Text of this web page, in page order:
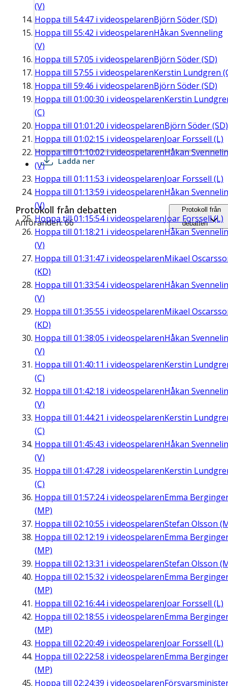
(V)
Hoppa till 54:47 i videospelarenBjörn Söder (SD)
Hoppa till 55:42 i videospelarenHåkan Svenneling
(V)
Hoppa till 57:05 i videospelarenBjörn Söder (SD)
Hoppa till 57:55 i videospelarenKerstin Lundgren
Hoppa till 59:46 i videospelarenBjörn Söder (SD)
Hoppa till 01:00:30 i videospelarenKerstin
(C)
Hoppa till 01:01:20 i videospelarenBjörn Söder (SD)
Hoppa till 01:02:15 i videospelarenJoar Forssell (L)
Hoppa till01:10:02i videospelarenHåkan
(V)
Hoppa till 01:11:53 i videospelarenJoar Forssell (L)
Hoppa till 01:13:59 i videospelarenHåkan
(V)
Hoppa till01:15:54i videospelarenJoar Forssell (L)
Hoppa till 01:18:21 i videospelarenHåkan
(V)
Hoppa till 01:31:47 i videospelarenMikael
(KD)
Hoppa till 01:33:54i videospelarenHåkan
(V)
Hoppa till 01:35:55 i videospelarenMikael
(KD)
Hoppa till 01:38:05 i videospelarenHåkan
(V)
Hoppa till 01:40:11 i videospelarenKerstin
(C)
Hoppa till 01:42:18 i videospelarenHåkan
(V)
Hoppa till 01:44:21 i videospelarenKerstin
(C)
Hoppa till 01:45:43 i videospelarenHåkan
(V)
Hoppa till 01:47:28 i videospelarenKerstin
(C)
Hoppa till 01:57:24i videospelarenEmma
(MP)
Hoppa till 02:10:55 i videospelarenStefan Olsson
Hoppa till 02:12:19 i videospelarenEmma
(MP)
Hoppa till 02:13:31 i videospelarenStefan Olsson
Hoppa till 02:15:32 i videospelarenEmma
(MP)
Hoppa till 02:16:44i videospelarenJoar Forssell (L)
Hoppa till 02:18:55 i videospelarenEmma
(MP)
Hoppa till 02:20:49 i videospelarenJoar Forssell (L)
Hoppa till 02:22:58 i videospelarenEmma
(MP)
Hoppa till 02:24:39 i videospelaren
Ladda ner
Protokoll från debatten
Anföranden: 66
Protokoll från
debatten